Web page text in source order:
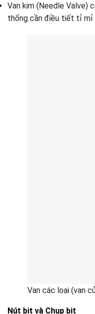
Van kim (Needle Valve)
thống cần điều tiết tỉ mỉ
Van các loại (van
Nút bịt và Chụp bịt